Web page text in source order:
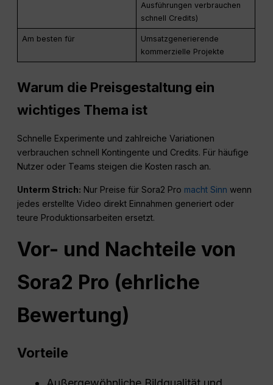
Ausführungen verbrauchen
schnell Credits)
Am besten für
Umsatzgenerierende
kommerzielle Projekte
Warum die Preisgestaltung ein
wichtiges Thema ist
Schnelle Experimente und zahlreiche Variationen
verbrauchen schnell Kontingente und Credits. Für häufige
Nutzer oder Teams steigen die Kosten rasch an.
Unterm Strich: Nur Preise für Sora2 Pro macht Sinnwenn
jedes erstellte Video direkt Einnahmen generiert oder
teure Produktionsarbeiten ersetzt.
Vor- und Nachteile von
Sora2 Pro (ehrliche
Bewertung)
Vorteile